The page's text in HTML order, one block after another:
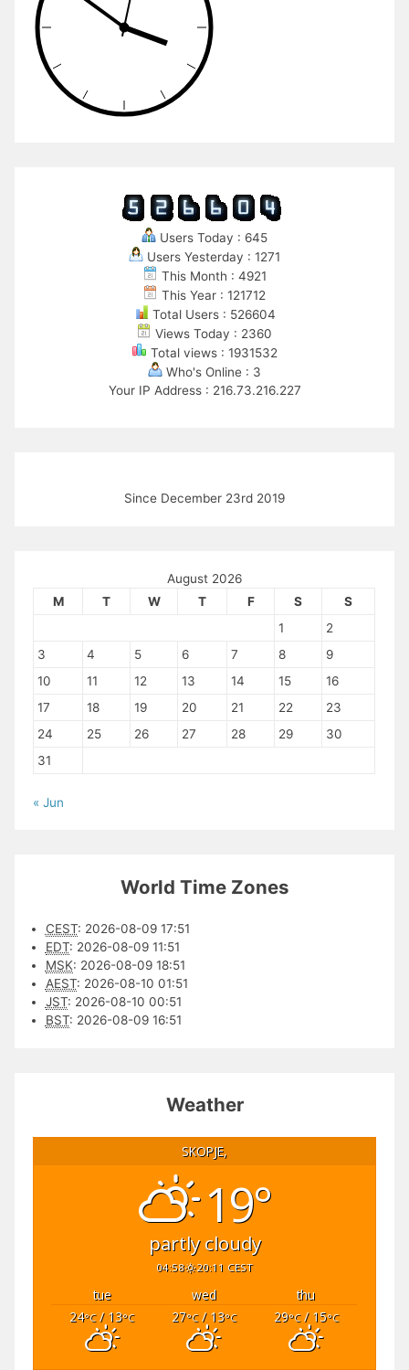
Users Today : 645
Users Yesterday : 1271
This Month : 4921
This Year : 121712
Total Users : 526604
Views Today : 2360
Total views : 1931532
Who's Online : 3
Your IP Address : 216.73.216.227
Since December 23rd 2019
August 2026
M
T W T F S
S
1
2
3
4 5 6 7 8
9
10
11 12 13 14 15
16
17
18 19 20 21 22
23
24
25 26 27 28 29
30
31
« Jun
World Time Zones
CEST: 2026-08-09 17:51
EDT: 2026-08-09 11:51
MSK: 2026-08-09 18:51
AEST: 2026-08-10 01:51
JST: 2026-08-10 00:51
BST: 2026-08-09 16:51
Weather
SKOPJE,
19°
partly cloudy
04:58 20:11 CEST
tue wed
thu
24°C/ 13°C 27°C/ 13°C 29°C/ 15°C